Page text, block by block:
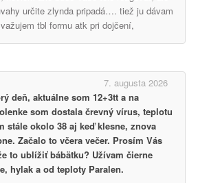
určite zlynda pripadá…. tiež ju dávam
tbl formu atk pri dojčení,
7. augusta 2026
deň, aktuálne som 12+3tt a na
som dostala črevný vírus, teplotu
stále okolo 38 aj keď klesne, znova
Začalo to včera večer. Prosím Vás
to ublížiť bábätku? Užívam čierne
hylak a od teploty Paralen.